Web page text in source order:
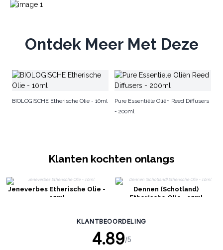
Ontdek Meer Met Deze
BIOLOGISCHE Etherische Olie - 10ml
Pure Essentiële Oliën Reed Diffusers
- 200ml
Klanten kochten onlangs
Jeneverbes Etherische Olie -
10ml
Dennen (Schotland)
Etherische Olie - 10ml
KLANTBEOORDELING
4.89/5